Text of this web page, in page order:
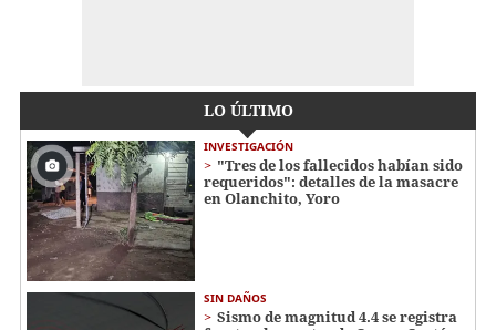
LO ÚLTIMO
INVESTIGACIÓN
"Tres de los fallecidos habían sido
requeridos": detalles de la masacre
en Olanchito, Yoro
SIN DAÑOS
Sismo de magnitud 4.4 se registra